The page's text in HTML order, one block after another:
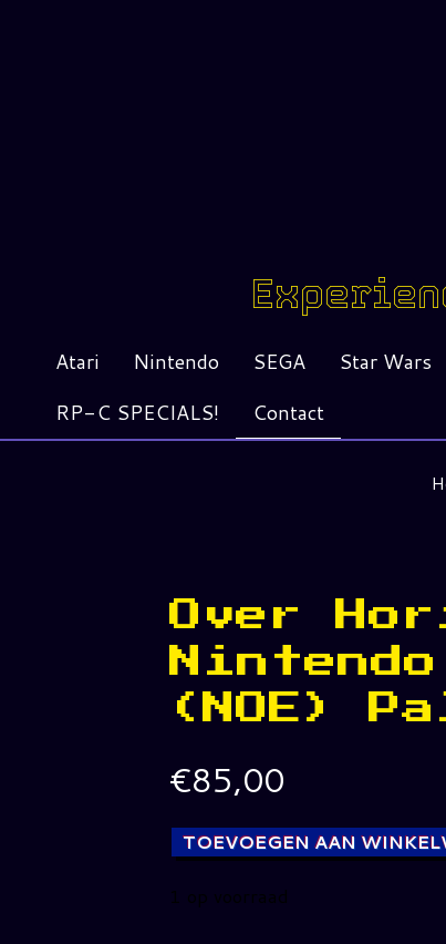
Atari Nintendo SEGA Star Wars
RP-C SPECIALS!
Contact
Over
Nintendo
(NOE)
€85,00
TOEVOEGEN AAN
1 op voorraad